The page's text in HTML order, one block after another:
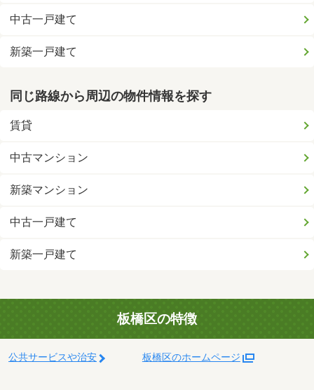
中古一戸建て
新築一戸建て
同じ路線から周辺の物件情報を探す
賃貸
中古マンション
新築マンション
中古一戸建て
新築一戸建て
板橋区の特徴
公共サービスや治安 板橋区のホームページ